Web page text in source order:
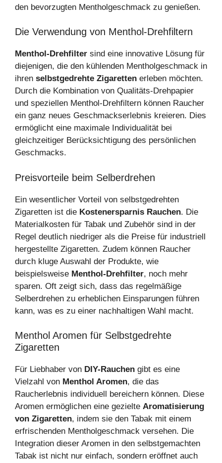
den bevorzugten Mentholgeschmack zu genießen.
Die Verwendung von Menthol-Drehfiltern
Menthol-Drehfilter sind eine innovative Lösung für
diejenigen, die den kühlenden Mentholgeschmack in
ihren selbstgedrehte Zigaretten erleben möchten.
Durch die Kombination von Qualitäts-Drehpapier
und speziellen Menthol-Drehfiltern können Raucher
ein ganz neues Geschmackserlebnis kreieren. Dies
ermöglicht eine maximale Individualität bei
gleichzeitiger Berücksichtigung des persönlichen
Geschmacks.
Preisvorteile beim Selberdrehen
Ein wesentlicher Vorteil von selbstgedrehten
Zigaretten ist die Kostenersparnis Rauchen. Die
Materialkosten für Tabak und Zubehör sind in der
Regel deutlich niedriger als die Preise für industriell
hergestellte Zigaretten. Zudem können Raucher
durch kluge Auswahl der Produkte, wie
beispielsweise Menthol-Drehfilter, noch mehr
sparen. Oft zeigt sich, dass das regelmäßige
Selberdrehen zu erheblichen Einsparungen führen
kann, was es zu einer nachhaltigen Wahl macht.
Menthol Aromen für Selbstgedrehte
Zigaretten
Für Liebhaber von DIY-Rauchen gibt es eine
Vielzahl von Menthol Aromen, die das
Raucherlebnis individuell bereichern können. Diese
Aromen ermöglichen eine gezielte Aromatisierung
von Zigaretten, indem sie den Tabak mit einem
erfrischenden Mentholgeschmack versehen. Die
Integration dieser Aromen in den selbstgemachten
Tabak ist nicht nur einfach, sondern eröffnet auch